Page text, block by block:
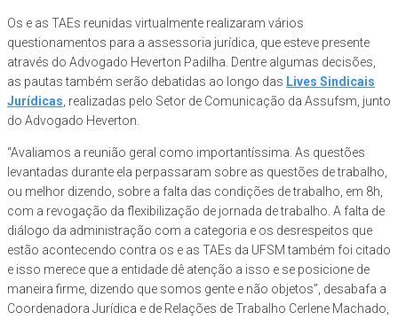
Os e as TAEs reunidas virtualmente realizaram vários
questionamentos para a assessoria jurídica, que esteve presente
através do Advogado Heverton Padilha. Dentre algumas decisões,
as pautas também serão debatidas ao longo das Lives Sindicais
Jurídicas, realizadas pelo Setor de Comunicação da Assufsm, junto
do Advogado Heverton.
“Avaliamos a reunião geral como importantíssima. As questões
levantadas durante ela perpassaram sobre as questões de trabalho,
ou melhor dizendo, sobre a falta das condições de trabalho, em 8h,
com a revogação da flexibilização de jornada de trabalho. A falta de
diálogo da administração com a categoria e os desrespeitos que
estão acontecendo contra os e as TAEs da UFSM também foi citado
e isso merece que a entidade dê atenção a isso e se posicione de
maneira firme, dizendo que somos gente e não objetos”, desabafa a
Coordenadora Jurídica e de Relações de Trabalho Cerlene Machado,